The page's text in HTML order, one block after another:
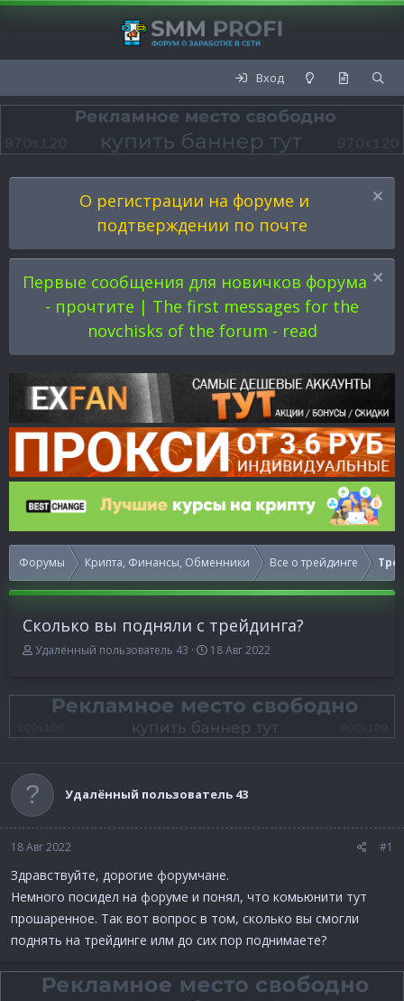
Вход
О регистрации на форуме и
подтверждении по почте
Первые сообщения для новичков форума
- прочтите | The first messages for the
novchisks of the forum - read
Форумы Крипта, Финансы, Обменники Все о трейдинге
Сколько вы подняли с трейдинга?
А
о
ы
Удалённый пользователь 43
Д
а
н
а
а
18 Авг 2022
Удалённый пользователь 43
18 Авг 2022 #1
Здравствуйте, дорогие форумчане.
Немного посидел на форуме и понял, что комьюнити тут
прошаренное. Так вот вопрос в том, сколько вы смогли
поднять на трейдинге илм до сих пор поднимаете?